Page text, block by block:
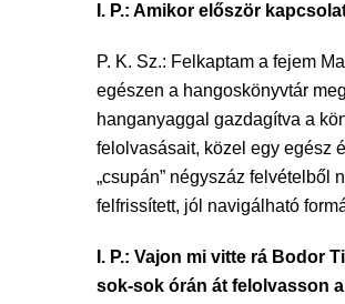
I. P.: Amikor először
P. K. Sz.: Felkaptam a fejem
egészen a hangoskönyvtár
hanganyaggal gazdagítva a
felolvasásait, közel egy egész
„csupán” négyszáz
felfrissített, jól navigálható
I. P.: Vajon mi vitte rá Bodor
sok-sok órán át felolvasson